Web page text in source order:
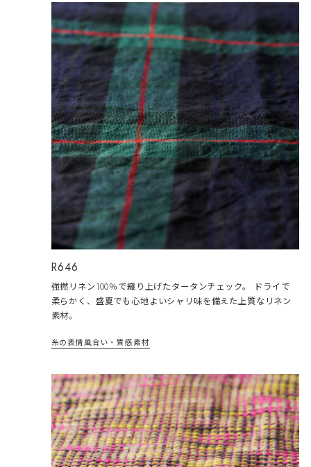
R646
強撚リネン100％で織り上げたタータンチェック。 ドライで
柔らかく、盛夏でも心地よいシャリ味を備えた上質なリネン
素材。
糸の表情 風合い・質感素材